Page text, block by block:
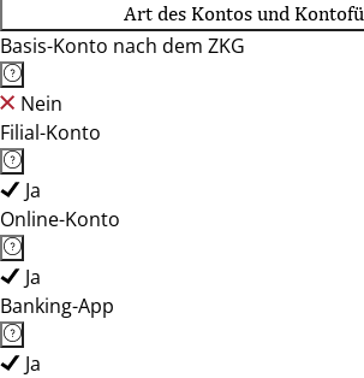
Art des Kontos und
Basis-Konto nach dem ZKG
Nein
Filial-Konto
Ja
Online-Konto
Ja
Banking-App
Ja